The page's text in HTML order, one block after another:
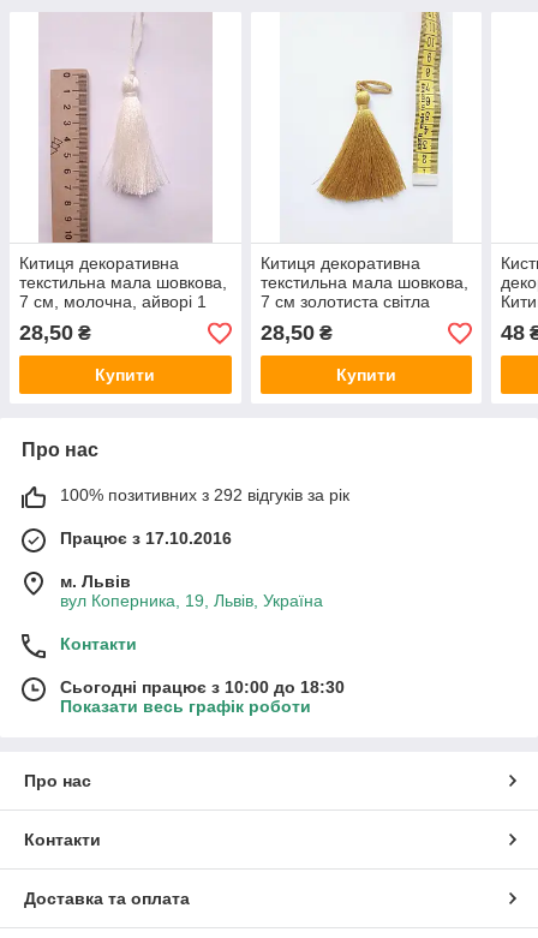
Китиця декоративна
текстильна мала шовкова,
7 см, молочна, айворі 1
шт.
28,50 ₴
Купити
Китиця декоративна
текстильна мала шовкова,
7 см золотиста світла
шовкова 1 шт.
28,50₴
Купити
48
Про нас
100% позитивних з 292 відгуків за рік
Працює з 17.10.2016
м. Львів
вул Коперника, 19, Львів, Україна
Контакти
Сьогодні працює з 10:00 до 18:30
Показати весь графік роботи
Про нас
Контакти
Доставка та оплата